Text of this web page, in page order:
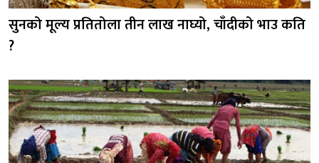
सुनको मूल्य प्रतितोला तीन लाख नाघ्यो, चाँदीको भाउ कति
?